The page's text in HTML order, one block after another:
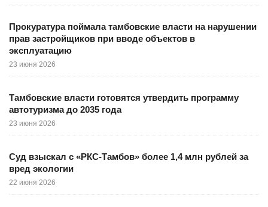
Прокуратура поймала тамбовские власти на нарушении
прав застройщиков при вводе объектов в
эксплуатацию
23 июня 2026
Тамбовские власти готовятся утвердить программу
автотуризма до 2035 года
23 июня 2026
Суд взыскал с «РКС-Тамбов» более 1,4 млн рублей за
вред экологии
22 июня 2026